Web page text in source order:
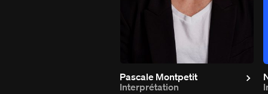
Pascale Montpetit
Interprétation